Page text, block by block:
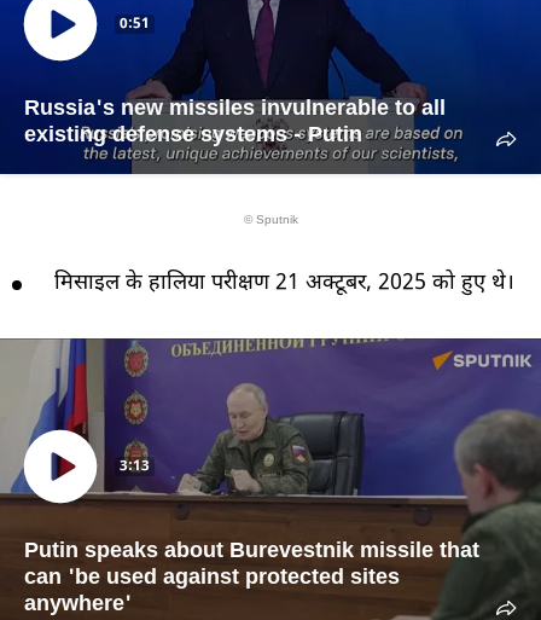
Russia's new missiles invulnerable to all
existing defense systems - Putin
0:51
© Sputnik
मिसाइल के हालिया परीक्षण 21 अक्टूबर, 2025 को हुए थे।
Putin speaks about Burevestnik missile that
can 'be used against protected sites
anywhere'
3:13